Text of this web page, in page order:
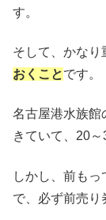
す。
そして、かなり
おくことです。
名古屋港水族館
きていて、20～
しかし、前も
で、必ず前売り